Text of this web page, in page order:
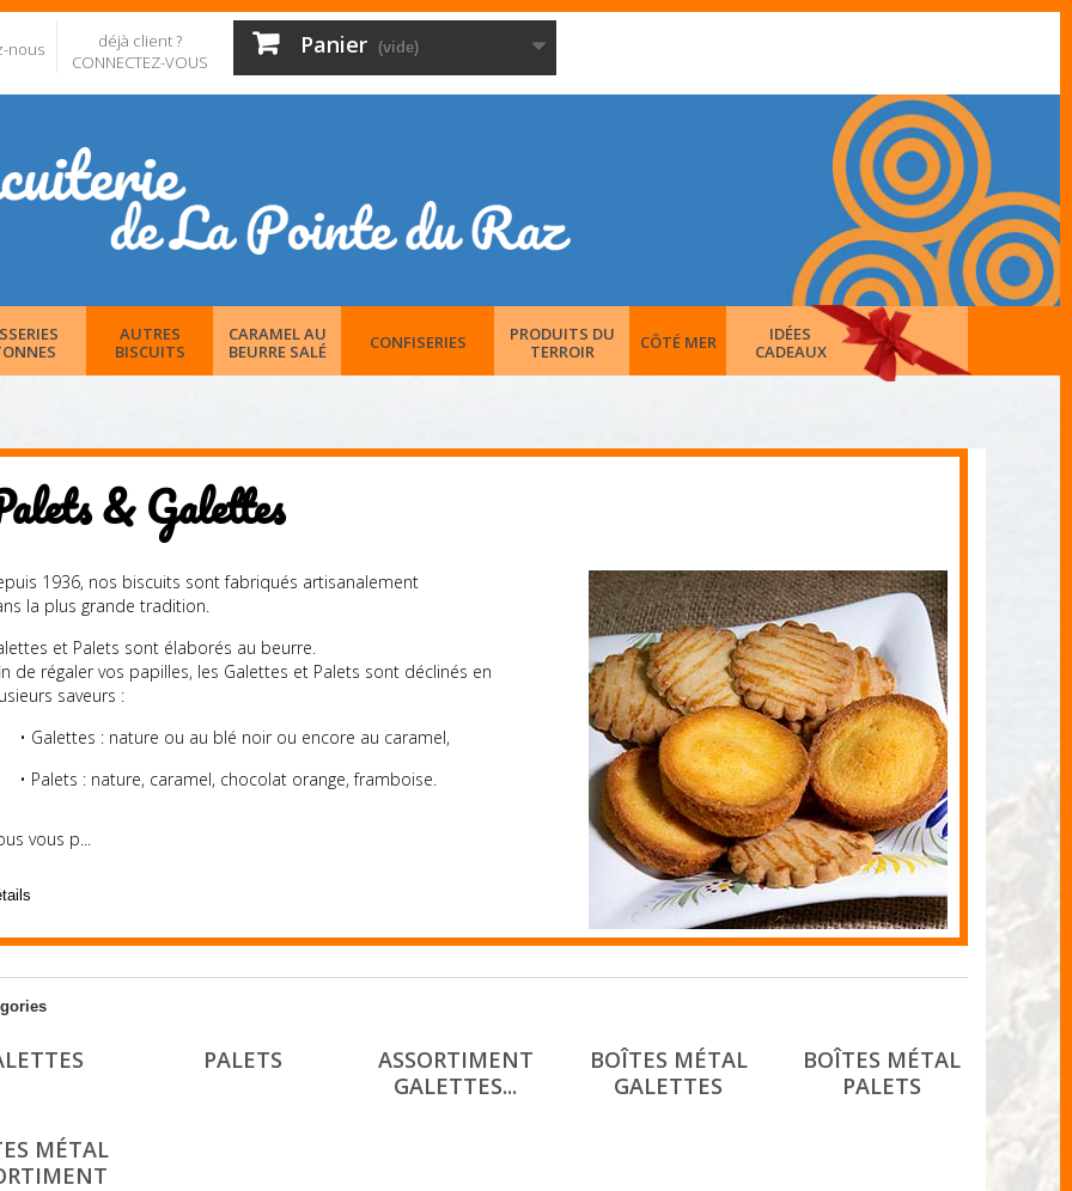
nous
déjà client ?
CONNECTEZ-VOUS
Panier (vide)
AUTRES
BISCUITS
CARAMEL AU
BEURRE SALÉ
CONFISERIES
PRODUITS DU
TERROIR
CÔTÉ MER
IDÉES
CADEAUX
& Galettes
1936, nos biscuits sont fabriqués artisanalement
la plus grande tradition.
et Palets sont élaborés au beurre.
de régaler vos papilles, les Galettes et Palets sont déclinés en
saveurs :
• Galettes : nature ou au blé noir ou encore au caramel,
• Palets : nature, caramel, chocolat orange, framboise.
vous p...
PALETS
ASSORTIMENT
GALETTES...
BOÎTES MÉTAL
GALETTES
BOÎTES MÉTAL
PALETS
MÉTAL